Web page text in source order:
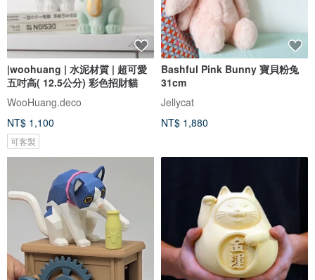
|woohuang | 水泥材質 | 超可愛
五吋高( 12.5公分) 彩色招財貓
WooHuang.deco
NT$ 1,100
可客製
Bashful Pink Bunny 寶貝粉兔
31cm
Jellycat
NT$ 1,880